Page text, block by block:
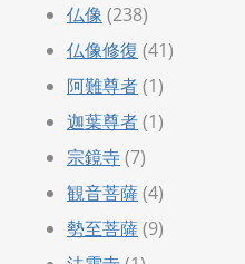
仏像 (238)
仏像修復 (41)
阿難尊者(1)
迦葉尊者(1)
宗鏡寺(7)
観音菩薩(4)
勢至菩薩(9)